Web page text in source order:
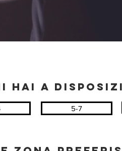
HAI A
5-7